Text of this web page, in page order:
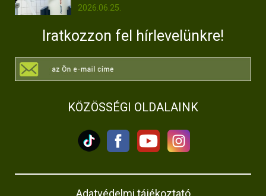
2026.06.25.
Iratkozzon fel hírlevelünkre!
KÖZÖSSÉGI OLDALAINK
Adatvédelmi tájékoztató